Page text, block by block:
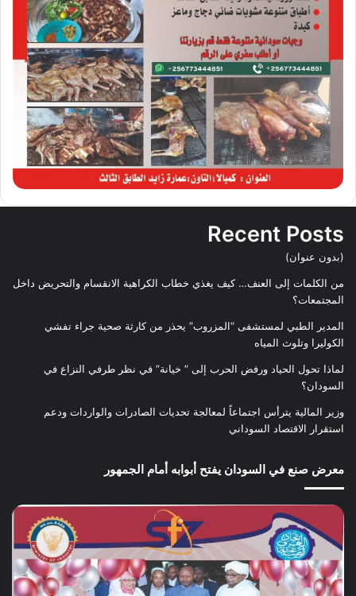
Recent Posts
(بدون عنوان)
من الكلمات إلى العنف… كيف يغذي خطاب الكراهية الانقسام والتحريض داخل
المجتمعات؟
المدير الطبي لمستشفى “المزروب” يحذر من كارثة صحية جراء تفشي
الكوليرا وتلوث المياه
لماذا تحول الحياد ورفض الحرب إلى ” خيانة” في نظر طرفي النزاع في
السودان؟
وزير المالية يترأس اجتماعاً لمعالجة تحديات الصادرات والواردات ودعم
استقرار الاقتصاد السوداني
معرض صنع في السودان يفتح أبوابه أمام الجمهور